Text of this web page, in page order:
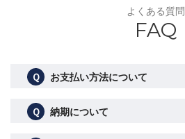
よくある質問
FAQ
Ｑ お支払い方法について
Ｑ 納期について